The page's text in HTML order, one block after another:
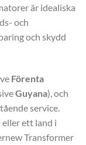
är idealiska
och
och skydd
Förenta
Guyana), och
service.
eller ett land i
Transformer